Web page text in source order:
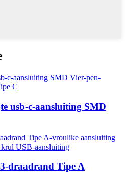
usb-c-aansluiting SMD
draadrand Tipe A